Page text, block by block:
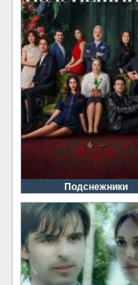
Подснежники